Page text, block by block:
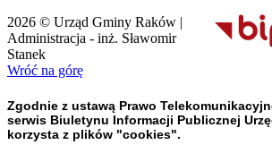
2026 © Urząd Gminy Raków |
Administracja - inż. Sławomir
Stanek
Wróć na górę
Zgodnie z ustawą Prawo
serwis Biuletynu Informacji Publicznej
korzysta z plików "cookies".